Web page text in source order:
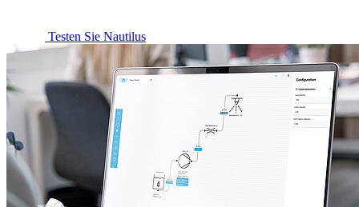
Testen Sie Nautilus